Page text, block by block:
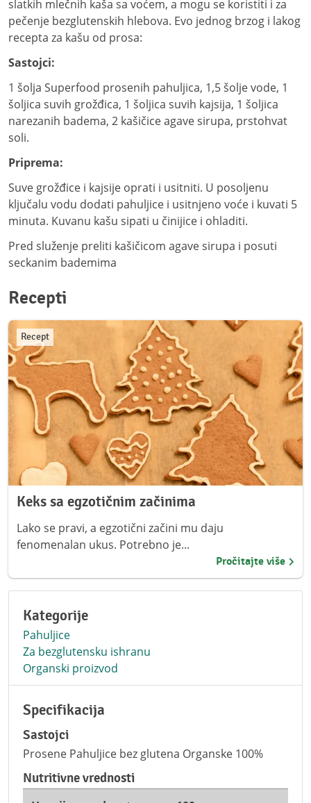
slatkih mlečnih kaša sa voćem, a mogu se koristiti i za
pečenje bezglutenskih hlebova. Evo jednog brzog i lakog
recepta za kašu od prosa:
Sastojci:
1 šolja Superfood prosenih pahuljica, 1,5 šolje vode, 1
šoljica suvih grožđica, 1 šoljica suvih kajsija, 1 šoljica
narezanih badema, 2 kašičice agave sirupa, prstohvat
soli.
Priprema:
Suve grožđice i kajsije oprati i usitniti. U posoljenu
ključalu vodu dodati pahuljice i usitnjeno voće i kuvati 5
minuta. Kuvanu kašu sipati u činijice i ohladiti.
Pred služenje preliti kašičicom agave sirupa i posuti
seckanim bademima
Recepti
Keks sa egzotičnim začinima
Recept
Lako se pravi, a egzotični začini mu daju
fenomenalan ukus. Potrebno je...
Pročitajte više
Kategorije
Pahuljice
Za bezglutensku ishranu
Organski proizvod
Specifikacija
Sastojci
Prosene Pahuljice bez glutena Organske 100%
Nutritivne vrednosti